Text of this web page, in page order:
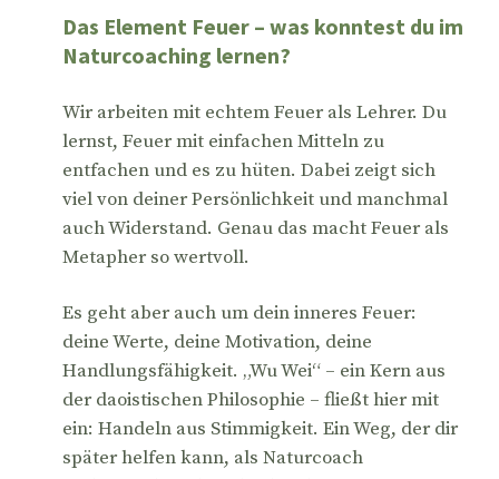
Das Element Feuer – was konntest du im
Naturcoaching lernen?
Wir arbeiten mit echtem Feuer als Lehrer. Du
lernst, Feuer mit einfachen Mitteln zu
entfachen und es zu hüten. Dabei zeigt sich
viel von deiner Persönlichkeit und manchmal
auch Widerstand. Genau das macht Feuer als
Metapher so wertvoll.
Es geht aber auch um dein inneres Feuer:
deine Werte, deine Motivation, deine
Handlungsfähigkeit. „Wu Wei“ – ein Kern aus
der daoistischen Philosophie – fließt hier mit
ein: Handeln aus Stimmigkeit. Ein Weg, der dir
später helfen kann, als Naturcoach